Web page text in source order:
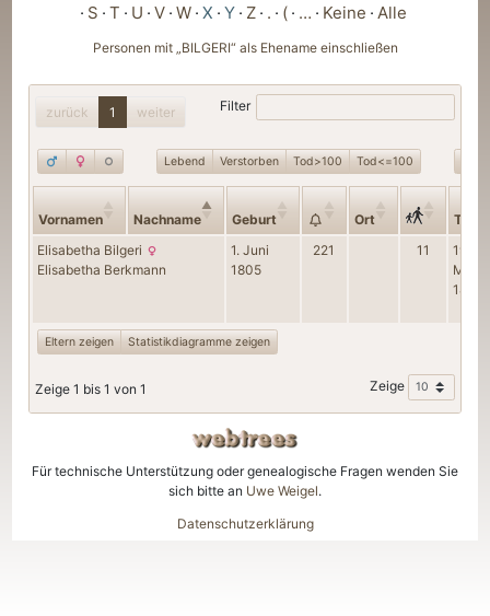
S T U V W X Y Z . ( … Keine Alle
Personen mit „BILGERI“ als Ehename einschließen
zurück 1 weiter Filter
Lebend Verstorben Tod>100 Tod<=100
Vornamen Nachname Geburt Ort
Tod
Elisabetha Bilgeri
Elisabetha Berkmann
1. Juni
1805
221 11
19.
Mai
1883
Eltern zeigen Statistikdiagramme zeigen
Zeige 1 bis 1 von 1 Zeige
Für technische Unterstützung oder genealogische Fragen wenden Sie
sich bitte an Uwe Weigel.
Datenschutzerklärung